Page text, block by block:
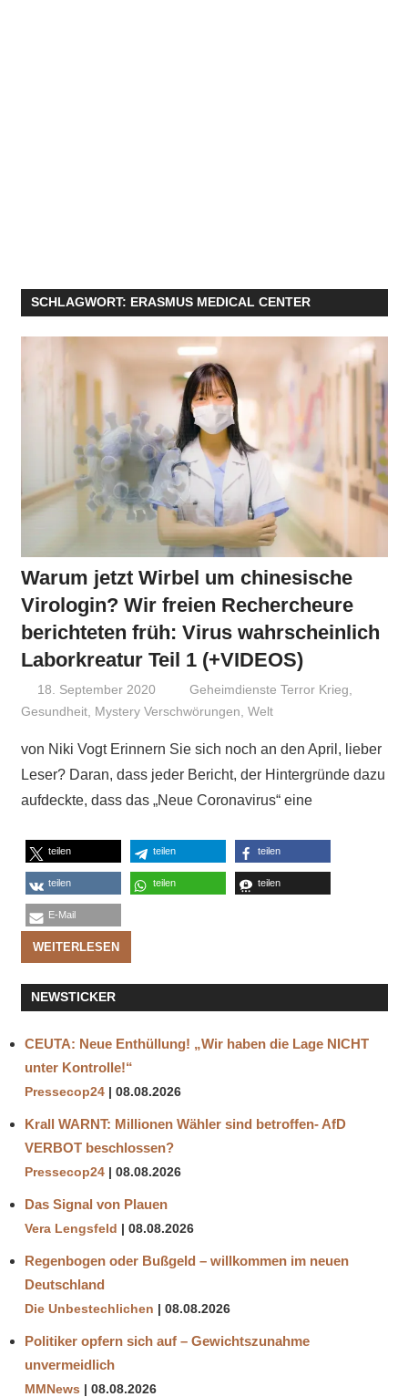
SCHLAGWORT: ERASMUS MEDICAL CENTER
Warum jetzt Wirbel um chinesische
Virologin? Wir freien Rechercheure
berichteten früh: Virus wahrscheinlich
Laborkreatur Teil 1 (+VIDEOS)
18. September 2020 Niki Vogt
Geheimdienste Terror Krieg,
Gesundheit, Mystery Verschwörungen, Welt
von Niki Vogt Erinnern Sie sich noch an den April, lieber
Leser? Daran, dass jeder Bericht, der Hintergründe dazu
aufdeckte, dass das „Neue Coronavirus“ eine
teilen teilen teilen
teilen teilen teilen
E-Mail
WEITERLESEN
NEWSTICKER
CEUTA: Neue Enthüllung! „Wir haben die Lage NICHT
unter Kontrolle!“
Pressecop24 08.08.2026
Krall WARNT: Millionen Wähler sind betroffen- AfD
VERBOT beschlossen?
Pressecop24 08.08.2026
Das Signal von Plauen
Vera Lengsfeld 08.08.2026
Regenbogen oder Bußgeld – willkommen im neuen
Deutschland
Die Unbestechlichen 08.08.2026
Politiker opfern sich auf – Gewichtszunahme
unvermeidlich
MMNews 08.08.2026